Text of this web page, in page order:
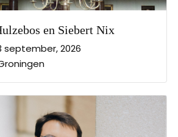
en Siebert Nix
september, 2026